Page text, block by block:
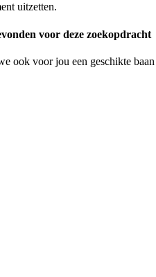
uitzetten.
voor deze zoekopdracht
ook voor jou een geschikte